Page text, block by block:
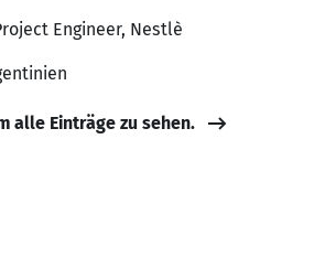
Engineer, Nestlè
alle Einträge zu sehen.